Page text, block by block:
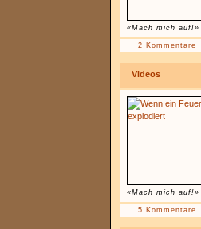
«Mach mich auf!»
2 Kommentare
Videos
«Mach mich auf!»
5 Kommentare